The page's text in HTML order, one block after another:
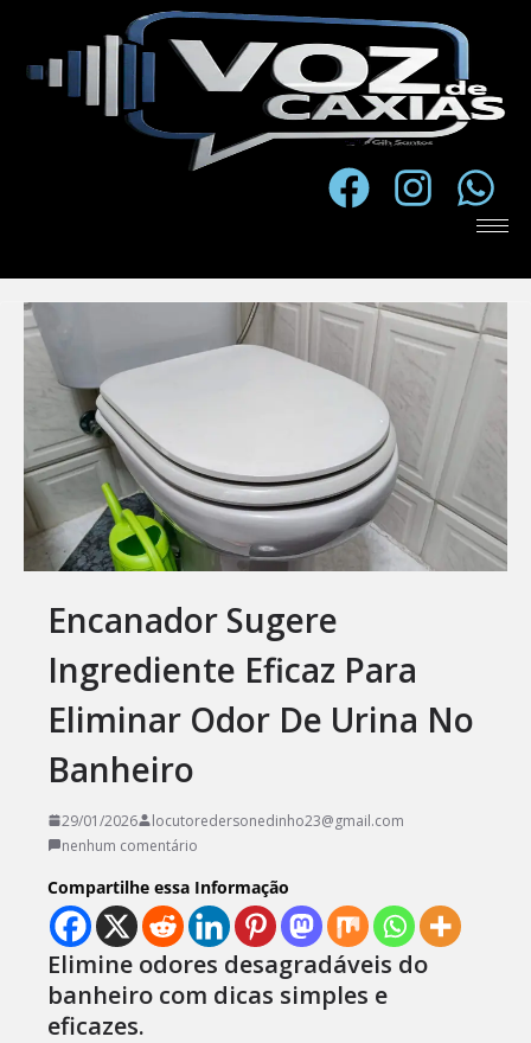
Encanador Sugere
Ingrediente Eficaz Para
Eliminar Odor De Urina No
Banheiro
29/01/2026
locutoredersonedinho23@gmail.com
nenhum comentário
Compartilhe essa Informação
Elimine odores desagradáveis do
banheiro com dicas simples e
eficazes.